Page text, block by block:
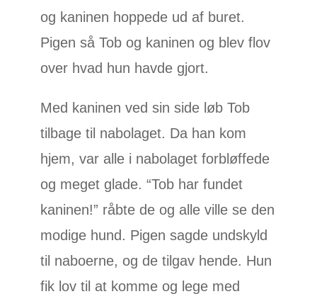
og kaninen hoppede ud af buret.
Pigen så Tob og kaninen og blev flov
over hvad hun havde gjort.
Med kaninen ved sin side løb Tob
tilbage til nabolaget. Da han kom
hjem, var alle i nabolaget forbløffede
og meget glade. “Tob har fundet
kaninen!” råbte de og alle ville se den
modige hund. Pigen sagde undskyld
til naboerne, og de tilgav hende. Hun
fik lov til at komme og lege med